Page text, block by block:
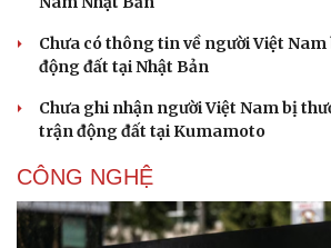
Phòng mạch online
Ăn sạch sống khỏe
Chưa có thông tin về người Việt
động đất tại Nhật Bản
Chưa ghi nhận người Việt Nam bị
trận động đất tại Kumamoto
CÔNG NGHỆ